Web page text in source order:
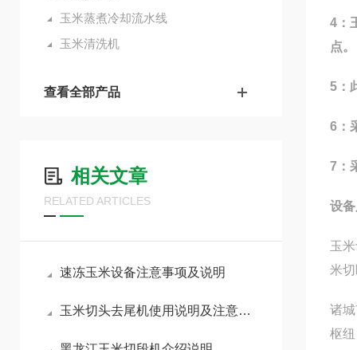
玉米蒸煮冷却流水线
玉米清洗机
查看全部产品
相关文章
RELATED ARTICLES
速冻玉米设备注意事项及说明
玉米切头去尾机使用说明及注意事项
4：
点。
5：
6：
7：
设
玉
米
诸
枢